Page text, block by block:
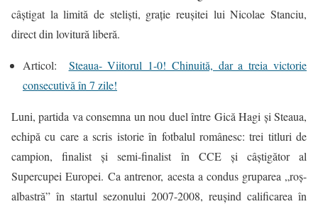
câştigat la limită de stelişti, graţie reuşitei lui Nicolae Stanciu,
direct din lovitură liberă.
Articol: Steaua- Viitorul 1-0! Chinuită, dar a treia victorie
consecutivă în 7 zile!
Luni, partida va consemna un nou duel între Gică Hagi şi Steaua,
echipă cu care a scris istorie în fotbalul românesc: trei titluri de
campion, finalist şi semi-finalist în CCE şi câştigător al
Supercupei Europei. Ca antrenor, acesta a condus gruparea „roş-
albastră” în startul sezonului 2007-2008, reuşind calificarea în